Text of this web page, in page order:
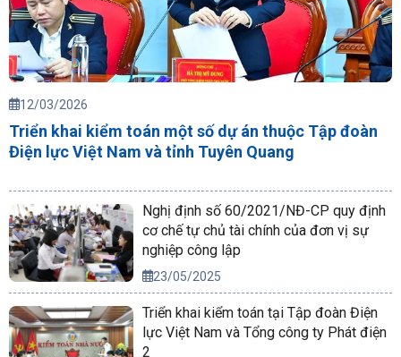
12/03/2026
Triển khai kiểm toán một số dự án thuộc Tập đoàn
Điện lực Việt Nam và tỉnh Tuyên Quang
Nghị định số 60/2021/NĐ-CP quy định
cơ chế tự chủ tài chính của đơn vị sự
nghiệp công lập
23/05/2025
Triển khai kiểm toán tại Tập đoàn Điện
lực Việt Nam và Tổng công ty Phát điện
2